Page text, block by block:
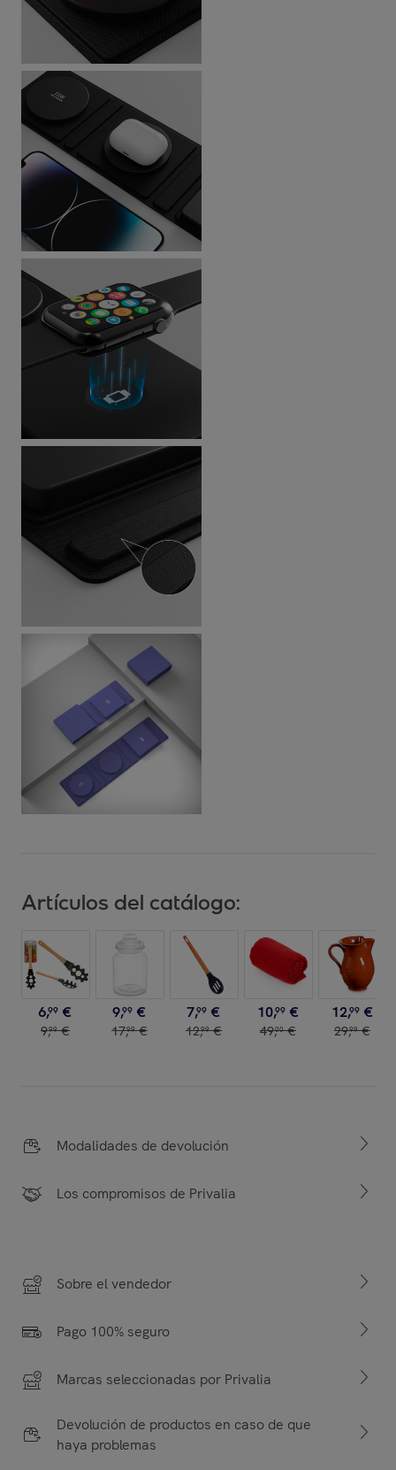
Artículos del catálogo:
6,99 €
9,99 €
9,99 €
17,99 €
7,99 €
12,99 €
10,99 €
49,00 €
12,99 €
29,99 €
Modalidades de devolución
Los compromisos de Privalia
Sobre el vendedor
Pago 100% seguro
Marcas seleccionadas por Privalia
Devolución de productos en caso de que
haya problemas